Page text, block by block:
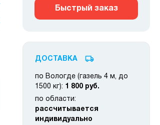
Быстрый заказ
ДОСТАВКА
по Вологде (газель 4 м, до
1500 кг): 1 800 руб.
по области:
рассчитывается
индивидуально